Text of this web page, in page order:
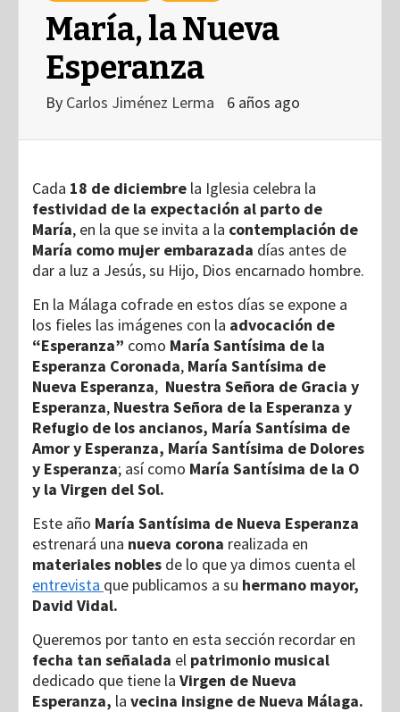
María, la Nueva
Esperanza
By Carlos Jiménez Lerma 6 años ago
Cada 18 de diciembre la Iglesia celebra la
festividad de la expectación al parto de
María, en la que se invita a la contemplación de
María como mujer embarazada días antes de
dar a luz a Jesús, su Hijo, Dios encarnado hombre.
En la Málaga cofrade en estos días se expone a
los fieles las imágenes con la advocación de
“Esperanza” como María Santísima de la
Esperanza Coronada, María Santísima de
Nueva Esperanza, Nuestra Señora de Gracia y
Esperanza, Nuestra Señora de la Esperanza y
Refugio de los ancianos, María Santísima de
Amor y Esperanza, María Santísima de Dolores
y Esperanza; así como María Santísima de la O
y la Virgen del Sol.
Este año María Santísima de Nueva Esperanza
estrenará una nueva corona realizada en
materiales nobles de lo que ya dimos cuenta el
entrevista que publicamos a su hermano mayor,
David Vidal.
Queremos por tanto en esta sección recordar en
fecha tan señalada el patrimonio musical
dedicado que tiene la Virgen de Nueva
Esperanza, la vecina insigne de Nueva Málaga.